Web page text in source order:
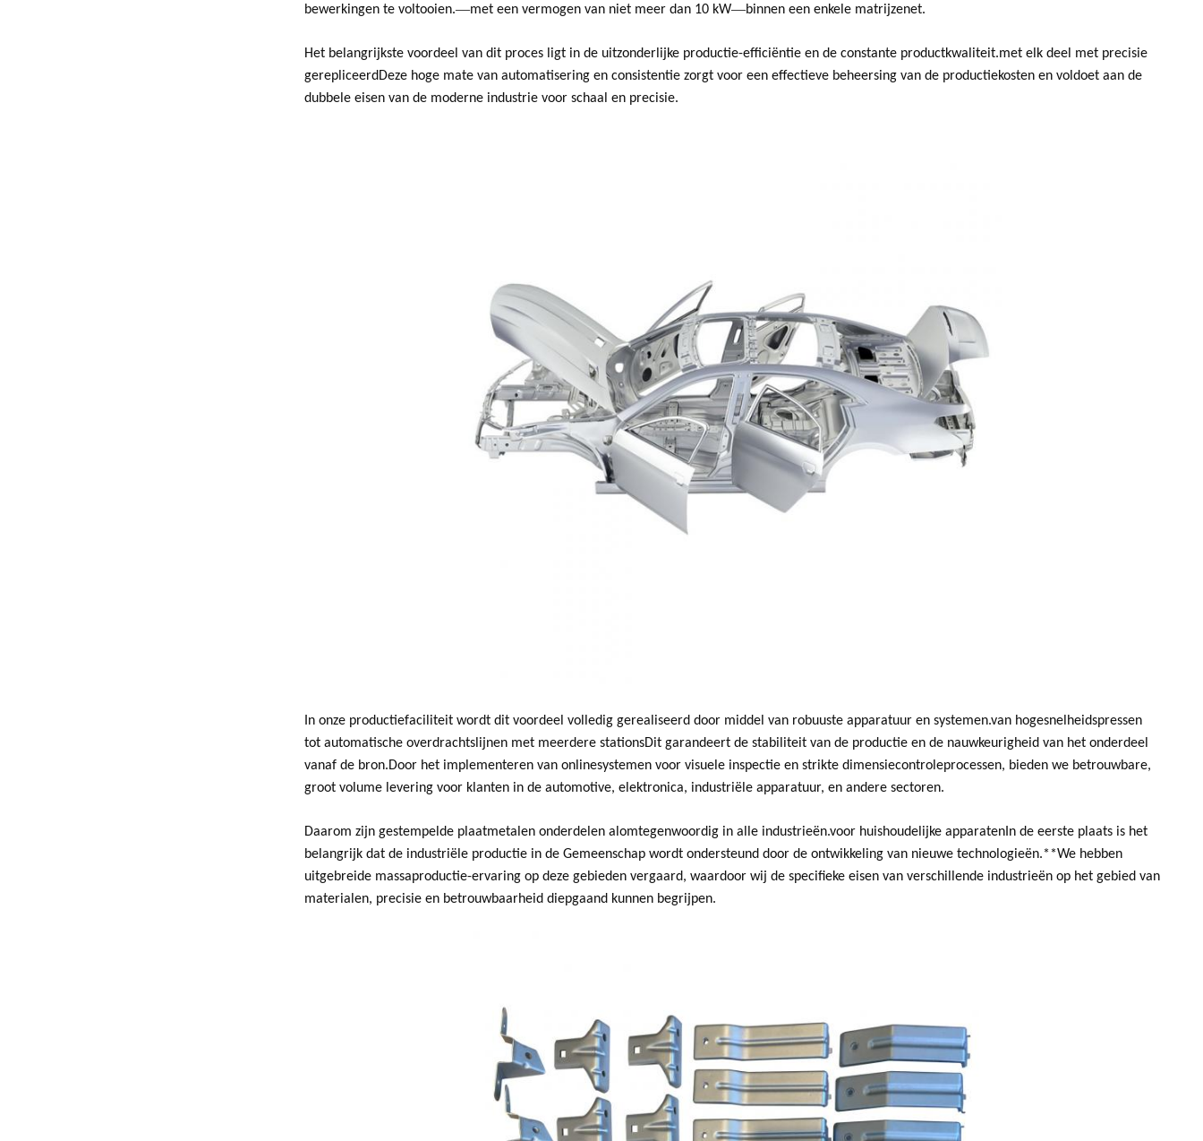
bewerkingen te voltooien.—met een vermogen van niet meer dan 10 kW—binnen een enkele matrijzenet.
Het belangrijkste voordeel van dit proces ligt in de uitzonderlijke productie-efficiëntie en de constante productkwaliteit.met elk deel met precisie
gerepliceerdDeze hoge mate van automatisering en consistentie zorgt voor een effectieve beheersing van de productiekosten en voldoet aan de
dubbele eisen van de moderne industrie voor schaal en precisie.
In onze productiefaciliteit wordt dit voordeel volledig gerealiseerd door middel van robuuste apparatuur en systemen.van hogesnelheidspressen
tot automatische overdrachtslijnen met meerdere stationsDit garandeert de stabiliteit van de productie en de nauwkeurigheid van het onderdeel
vanaf de bron.Door het implementeren van onlinesystemen voor visuele inspectie en strikte dimensiecontroleprocessen, bieden we betrouwbare,
groot volume levering voor klanten in de automotive, elektronica, industriële apparatuur, en andere sectoren.
Daarom zijn gestempelde plaatmetalen onderdelen alomtegenwoordig in alle industrieën.voor huishoudelijke apparatenIn de eerste plaats is het
belangrijk dat de industriële productie in de Gemeenschap wordt ondersteund door de ontwikkeling van nieuwe technologieën.**We hebben
uitgebreide massaproductie-ervaring op deze gebieden vergaard, waardoor wij de specifieke eisen van verschillende industrieën op het gebied van
materialen, precisie en betrouwbaarheid diepgaand kunnen begrijpen.